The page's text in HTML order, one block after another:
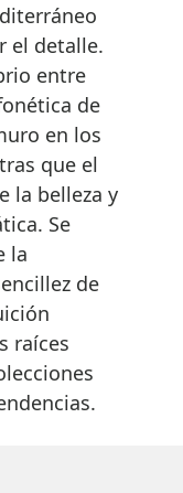
el detalle.
entre
de
en los
que el
la belleza y
Se
la
de
raíces